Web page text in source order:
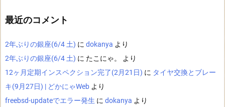
最近のコメント
2年ぶりの銀座(6/4 土) に dokanya より
2年ぶりの銀座(6/4 土) に たこにゃ。
より
12ヶ月定期インスペクション完了(2月21日) に タイヤ交換とブレー
キ(9月27日) | どかにゃWeb より
freebsd-updateでエラー発生 に dokanya より